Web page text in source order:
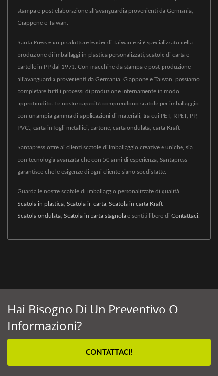
stampa e post-elaborazione all'avanguardia provenienti da Germania,
Giappone e Taiwan.
Santa Press è un produttore leader di Taiwan e si è specializzato nella
produzione di imballaggi in plastica personalizzati, scatole di carta e
cartelle in PP dal 1971. Con macchine da stampa e post-produzione
all'avanguardia provenienti da Germania, Giappone e Taiwan, possiamo
completare tutti i processi di produzione internamente in modo
approfondito. Le nostre capacità comprendono scatole per imballaggio
con un'ampia gamma di applicazioni di materiali, tra cui PET, RPET, PP,
PVC., carta in fogli metallici, cartone, carta ondulata, carta Kraft
Santapress offre ai clienti scatole di imballaggio creative e uniche, sia
con tecnologia avanzata che con 50 anni di esperienza, Santapress
garantisce che le esigenze di ogni cliente siano soddisfatte.
Guarda le nostre scatole di imballaggio personalizzate di qualità
Scatola in plastica Scatola in carta Scatola in carta Kraft
Scatola ondulata Scatola in carta stagnola e sentiti libero di Contattaci
Hai Bisogno Di Un Preventivo O
Informazioni?
CONTATTACI!